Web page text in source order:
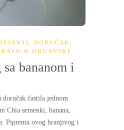
, DORUČAK,
& ORGANSKI
bananom i
doručak častila jednom
Chia semenki, banana,
Piprema ovog hranjivog i